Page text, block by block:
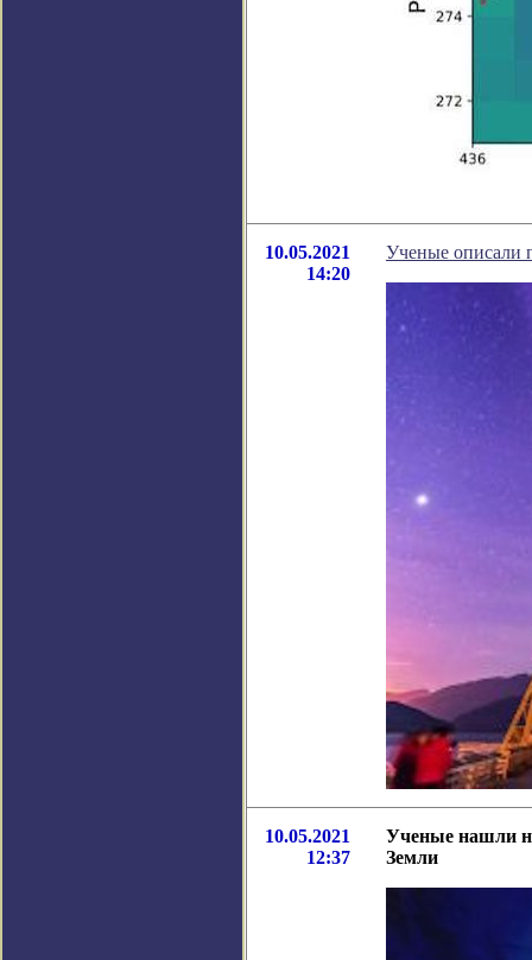
10.05.2021
14:20
Ученые описали
10.05.2021
12:37
Ученые нашли
Земли